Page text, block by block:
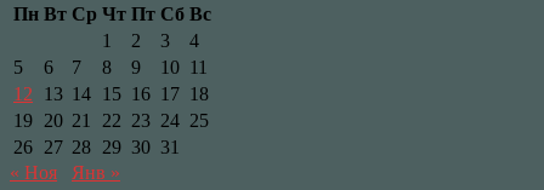
Пн Вт Ср Чт Пт Сб Вс
1
2 3
4
5
6 7 8 9 10 11
12
13 14 15 16 17 18
19 20 21 22 23 24 25
26 27 28 29 30 31
« Ноя
Янв »